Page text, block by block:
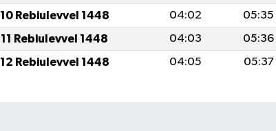
10 Rebiulevvel 1448 04:02 05:35
11 Rebiulevvel 1448 04:03 05:36
12 Rebiulevvel 1448 04:05 05:37